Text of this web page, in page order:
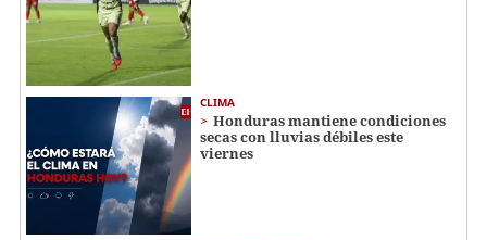
CLIMA
Honduras mantiene condiciones
secas con lluvias débiles este
viernes